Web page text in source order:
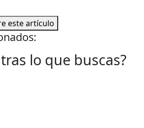
este artículo
lo que buscas?